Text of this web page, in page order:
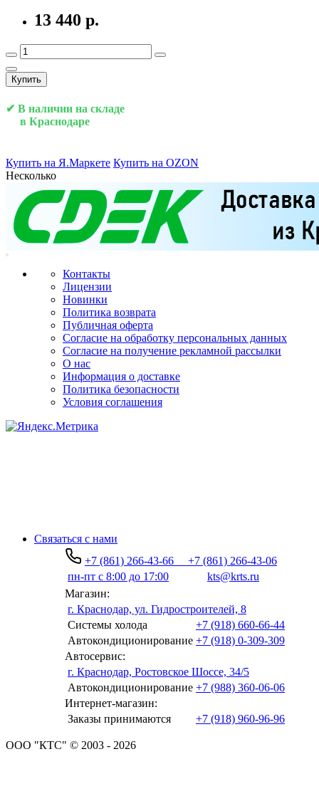
13 440 р.
Купить
✔ В наличии на складе
в Краснодаре
Купить на Я.Маркете Купить на OZON
Несколько
Контакты
Лицензии
Новинки
Политика возврата
Публичная оферта
Согласие на обработку персональных данных
Согласие на получение рекламной рассылки
О нас
Информация о доставке
Политика безопасности
Условия соглашения
Связаться с нами
+7 (861) 266-43-66
+7 (861) 266-43-06
пн-пт с 8:00 до 17:00
kts@krts.ru
Магазин:
г. Краснодар, ул. Гидростроителей, 8
Системы холода
+7 (918) 660-66-44
Автокондиционирование +7 (918) 0-309-309
Автосервис:
г. Краснодар, Ростовское Шоссе, 34/5
Автокондиционирование +7 (988) 360-06-06
Интернет-магазин:
Заказы принимаются
+7 (918) 960-96-96
ООО "КТС" © 2003 - 2026